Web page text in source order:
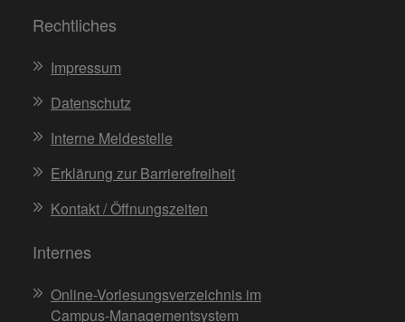
Rechtliches
Impressum
Datenschutz
Interne Meldestelle
Erklärung zur Barrierefreiheit
Kontakt / Öffnungszeiten
Internes
Online-Vorlesungsverzeichnis im
Campus-Managementsystem